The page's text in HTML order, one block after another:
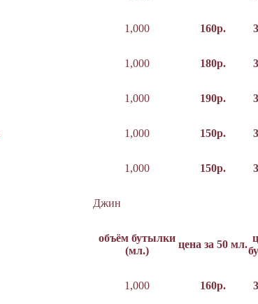
1,000 160р.
1,000 180р.
1,000 190р.
1,000 150р.
1,000 150р.
Джин
объём бутылки
(мл.)
цена за 50 мл.
1,000 160р.